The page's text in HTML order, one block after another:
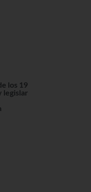
los 19
legislar